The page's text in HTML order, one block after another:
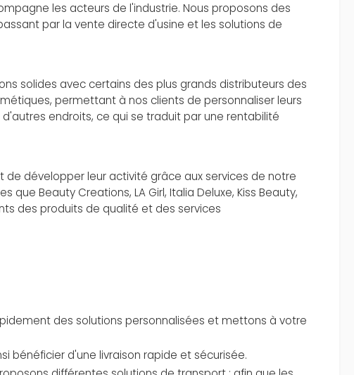
les acteurs de l'industrie. Nous proposons des
par la vente directe d'usine et les solutions de
solides avec certains des plus grands distributeurs des
permettant à nos clients de personnaliser leurs
endroits, ce qui se traduit par une rentabilité
développer leur activité grâce aux services de notre
Beauty Creations, LA Girl, Italia Deluxe, Kiss Beauty,
des produits de qualité et des services
des solutions personnalisées et mettons à votre
bénéficier d'une livraison rapide et sécurisée.